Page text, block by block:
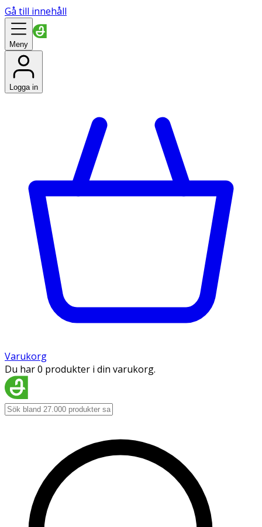
Gå till innehåll
Meny
Logga in
Varukorg
Du har 0 produkter i din varukorg.